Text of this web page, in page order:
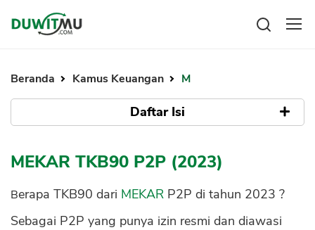
Investasi
Pengeluaran
Asuransi
Mengelola keuangan
Kartu Kredit
KPR
Pinjaman Online
Hutang
Pinjaman
Kartu Kredit
Beranda Kamus Keuangan M
Daftar Isi
Kenapa TKB90 MEKAR Penting Dipantau
Sumber Data TKB90 MEKAR
MEKAR TKB90 P2P (2023)
Berapa TKB90 dari MEKAR P2P di tahun 2023 ?
Sebagai P2P yang punya izin resmi dan diawasi